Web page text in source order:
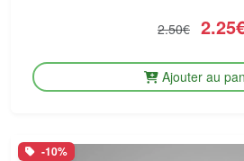
2.50€
Ajouter au
-10%